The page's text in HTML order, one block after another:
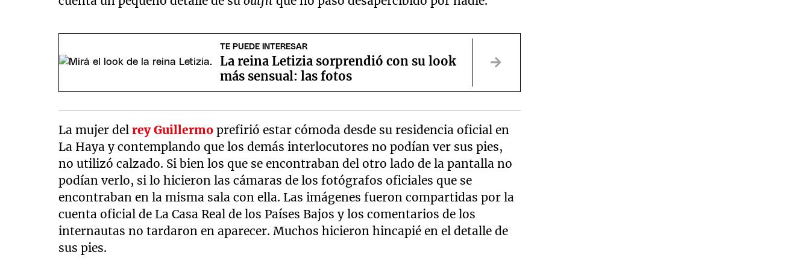
TE PUEDE INTERESAR
La reina Letizia sorprendió con su look
más sensual: las fotos
La mujer delrey Guillermo prefirió estar cómoda desde su residencia oficial en
La Haya y contemplando que los demás interlocutores no podían ver sus pies,
no utilizó calzado. Si bien los que se encontraban del otro lado de la pantalla no
podían verlo, si lo hicieron las cámaras de los fotógrafos oficiales que se
encontraban en la misma sala con ella. Las imágenes fueron compartidas por la
cuenta oficial de La Casa Real de los Países Bajos y los comentarios de los
internautas no tardaron en aparecer. Muchos hicieron hincapié en el detalle de
sus pies.